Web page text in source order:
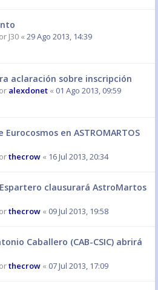
J30 « 29 Ago 2013, 14:39
aclaración sobre inscripción
alexdonet « 01 Ago 2013, 09:59
en ASTROMARTOS
thecrow « 16 Jul 2013, 20:34
clausurará AstroMartos
thecrow « 09 Jul 2013, 19:58
Caballero (CAB-CSIC) abrirá
thecrow « 07 Jul 2013, 17:09